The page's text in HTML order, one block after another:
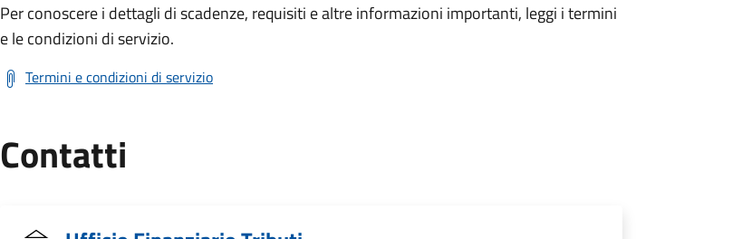
Per conoscere i dettagli di scadenze, requisiti e altre informazioni importanti, leggi i termini
e le condizioni di servizio.
Termini e condizioni di servizio
Contatti